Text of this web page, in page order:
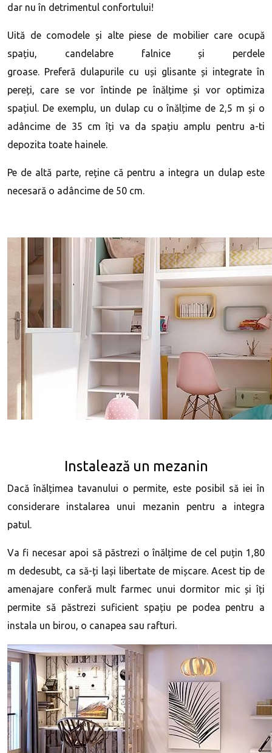
dar nu în detrimentul confortului!
Uită de comodele și alte piese de mobilier care ocupă
spațiu, candelabre falnice și perdele
groase. Preferă dulapurile cu uși glisante și integrate în
pereți, care se vor întinde pe înălțime și vor optimiza
spațiul. De exemplu, un dulap cu o înălțime de 2,5 m și o
adâncime de 35 cm îți va da spațiu amplu pentru a-ti
depozita toate hainele.
Pe de altă parte, reține că pentru a integra un dulap este
necesară o adâncime de 50 cm.
Instalează un mezanin
Dacă înălțimea tavanului o permite, este posibil să iei în
considerare instalarea unui mezanin pentru a integra
patul.
Va fi necesar apoi să păstrezi o înălțime de cel puțin 1,80
m dedesubt, ca să-ți lași libertate de mișcare. Acest tip de
amenajare conferă mult farmec unui dormitor mic și îți
permite să păstrezi suficient spațiu pe podea pentru a
instala un birou, o canapea sau rafturi.